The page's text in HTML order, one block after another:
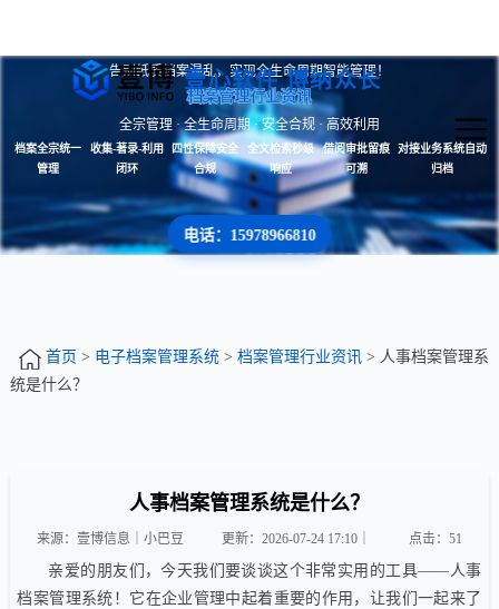
壹心软件 博纳众长
告别纸质档案混乱，实现全生命周期智能管理！
档案管理行业资讯
全宗管理 · 全生命周期 · 安全合规 · 高效利用
档案全宗统一
管理
收集-著录-利用
闭环
四性保障安全
合规
全文检索秒级
响应
借阅审批留痕
可溯
对接业务系统自动
归档
电话：15978966810
首页 > 电子档案管理系统> 档案管理行业资讯> 人事档案管理系
统是什么？
人事档案管理系统是什么？
来源：壹博信息｜小巴豆 更新：2026-07-24 17:10｜ 点击：51
亲爱的朋友们，今天我们要谈谈这个非常实用的工具——人事
档案管理系统！它在企业管理中起着重要的作用，让我们一起来了